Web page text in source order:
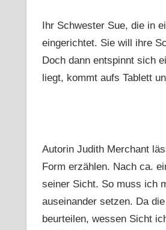
Ihr Schwester Sue, die in
eingerichtet. Sie will ihre
Doch dann entspinnt sich
liegt, kommt aufs Tablett
Autorin Judith Merchant
Form erzählen. Nach ca.
seiner Sicht. So muss ich
auseinander setzen. Da
beurteilen, wessen Sicht